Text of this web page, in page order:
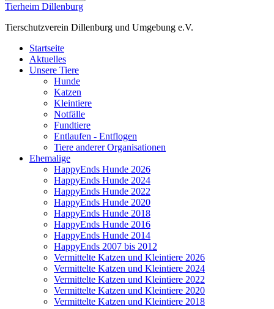
Tierheim Dillenburg
Tierschutzverein Dillenburg und Umgebung e.V.
Startseite
Aktuelles
Unsere Tiere
Hunde
Katzen
Kleintiere
Notfälle
Fundtiere
Entlaufen - Entflogen
Tiere anderer Organisationen
Ehemalige
HappyEnds Hunde 2026
HappyEnds Hunde 2024
HappyEnds Hunde 2022
HappyEnds Hunde 2020
HappyEnds Hunde 2018
HappyEnds Hunde 2016
HappyEnds Hunde 2014
HappyEnds 2007 bis 2012
Vermittelte Katzen und Kleintiere 2026
Vermittelte Katzen und Kleintiere 2024
Vermittelte Katzen und Kleintiere 2022
Vermittelte Katzen und Kleintiere 2020
Vermittelte Katzen und Kleintiere 2018